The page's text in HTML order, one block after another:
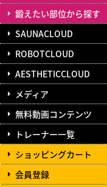
鍛えたい部位から探す
SAUNACLOUD
ROBOTCLOUD
AESTHETICCLOUD
メディア
無料動画コンテンツ
トレーナー一覧
ショッピングカート
会員登録